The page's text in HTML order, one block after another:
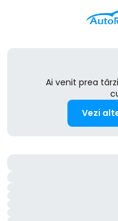
Ai venit prea
Vezi